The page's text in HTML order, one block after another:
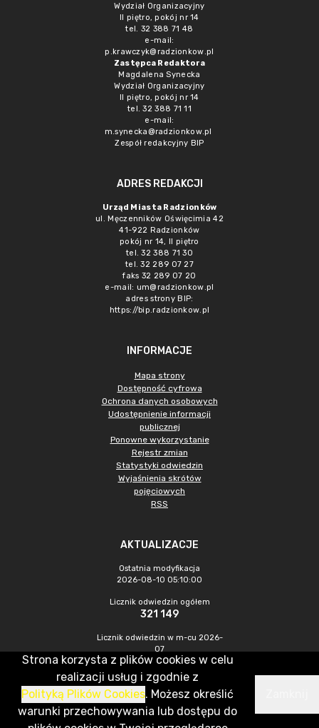
Wydział Organizacyjny
II piętro, pokój nr 14
tel. 32 388 71 48
e-mail:
p.krawczyk@radzionkow.pl
Zastępca Redaktora
Magdalena Synecka
Wydział Organizacyjny
II piętro, pokój nr 14
tel. 32 388 71 11
e-mail:
m.synecka@radzionkow.pl
Zespół redakcyjny BIP
ADRES REDAKCJI
Urząd Miasta Radzionków
ul. Męczenników Oświęcimia 42
41-922 Radzionków
pokój nr 14, II piętro
tel. 32 388 71 30
tel. 32 289 07 27
faks 32 289 07 20
e-mail: um@radzionkow.pl
adres strony BIP:
https://bip.radzionkow.pl
INFORMACJE
Mapa strony
Dostępność cyfrowa
Ochrona danych osobowych
Udostępnienie informacji
publicznej
Ponowne wykorzystanie
Rejestr zmian
Statystyki odwiedzin
Wyjaśnienia skrótów
pojęciowych
RSS
AKTUALIZACJE
Ostatnia modyfikacja
2026-08-10 05:10:00
Licznik odwiedzin ogółem
321 149
Licznik odwiedzin w m-cu 2026-
07
1 208
CMS & Hosting: Nefeni Sp. z o.o.
Strona korzysta z plików cookies w celu
realizacji usług i zgodnie z
Polityką Plików Cookies. Możesz określić
warunki przechowywania lub dostępu do